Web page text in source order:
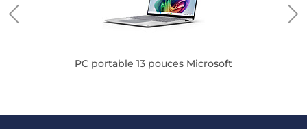
PC portable 13 pouces Microsoft